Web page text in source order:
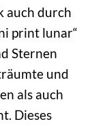
auch durch
print lunar“
Sternen
und
als auch
Dieses